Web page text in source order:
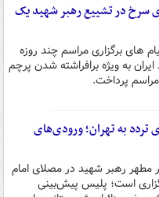
سرخ در تشییع رهبر شهید یک
های برگزاری مراسم چند روزه
به ویژه برافراشته شدن پرچم
پرداخت.
درصدی تردد به تهران؛ ورودی‌های
مطهر رهبر شهید در مصلای امام
است؛ پلیس پیش‌بینی